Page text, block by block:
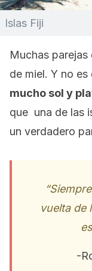
Islas Fiji
Muchas parejas
de miel. Y no
mucho sol y
que una de las
un verdadero
vuelta de
-